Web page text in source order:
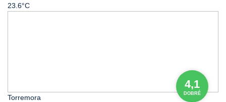
23.6°C
4,1
DOBRÉ
Torremora